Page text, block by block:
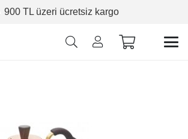
900 TL üzeri ücretsiz kargo